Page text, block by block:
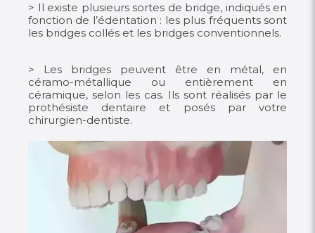
> Il existe plusieurs sortes de bridge, indiqués en
fonction de l’édentation : les plus fréquents sont
les bridges collés et les bridges conventionnels.
> Les bridges peuvent être en métal, en
céramo-métallique ou entièrement en
céramique, selon les cas. Ils sont réalisés par le
prothésiste dentaire et posés par votre
chirurgien-dentiste.